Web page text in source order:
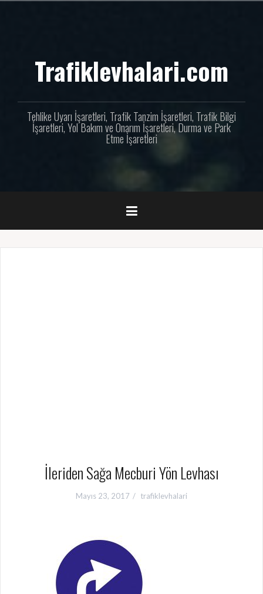
Trafiklevhalari.com
Tehlike Uyarı İşaretleri, Trafik Tanzim İşaretleri, Trafik Bilgi
İşaretleri, Yol Bakım ve Onarım İşaretleri, Durma ve Park
Etme İşaretleri
İleriden Sağa Mecburi Yön Levhası
Mayıs 23, 2017 trafiklevhalari